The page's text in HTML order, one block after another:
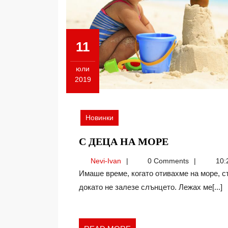
11
юли
2019
11.07.2019
Новинки
С ДЕЦА НА МОРЕС
НА
МОРЕ
Nevi-IvanNevi-
Ivan
0 Comments
Имаше време, когато отивахме на море, стигахме до плажа и повече не ставахме оттам
докато не залезе слънцето. Лежах ме[...]